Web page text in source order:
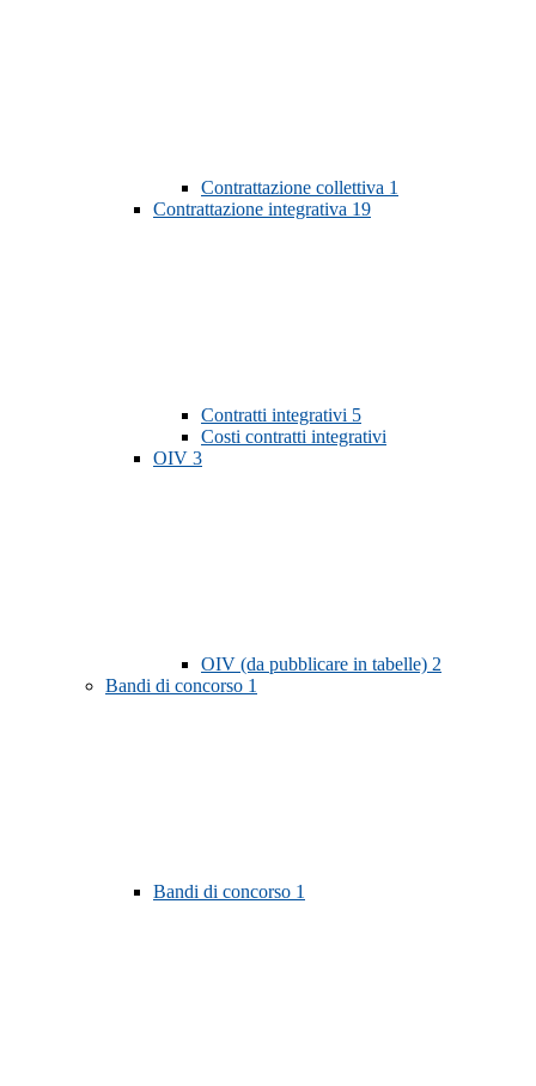
Contrattazione collettiva 1
Contrattazione integrativa 19
Contratti integrativi 5
Costi contratti integrativi
OIV 3
OIV (da pubblicare in tabelle) 2
Bandi di concorso 1
Bandi di concorso 1